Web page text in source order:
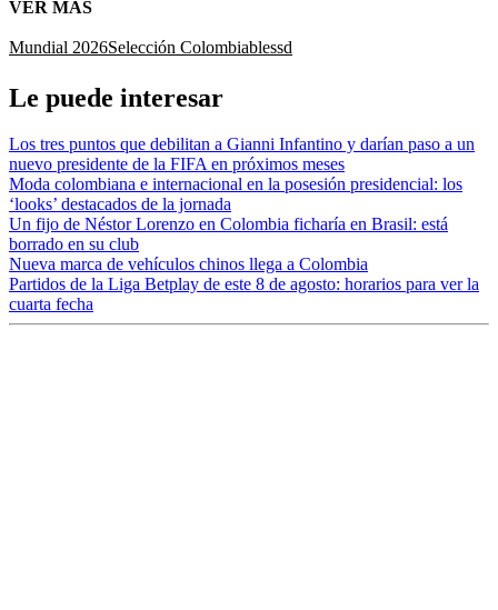
VER MÁS
Mundial 2026Selección Colombiablessd
Le puede interesar
Los tres puntos que debilitan a Gianni Infantino y darían paso a un
nuevo presidente de la FIFA en próximos meses
Moda colombiana e internacional en la posesión presidencial: los
‘looks’ destacados de la jornada
Un fijo de Néstor Lorenzo en Colombia ficharía en Brasil: está
borrado en su club
Nueva marca de vehículos chinos llega a Colombia
Partidos de la Liga Betplay de este 8 de agosto: horarios para ver la
cuarta fecha